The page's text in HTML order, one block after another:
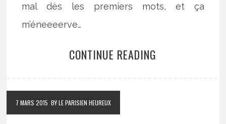
mal dès les premiers mots, et ça
m’éneeeerve…
CONTINUE READING
7 MARS 2015 BY LE PARISIEN HEUREUX